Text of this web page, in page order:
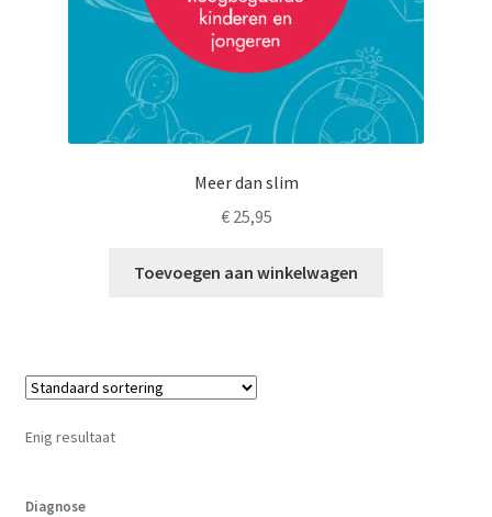
Meer dan slim
€25,95
Toevoegen aan winkelwagen
Enig resultaat
Diagnose